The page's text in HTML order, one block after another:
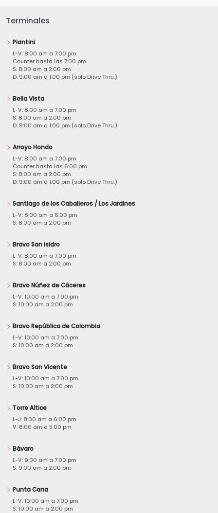
Terminales
Piantini
L-V: 8:00 am a 7:00 pm
Counter hasta las 7:00 pm
S: 8:00 am a 2:00 pm
D: 9:00 am a 1:00 pm (solo Drive Thru.)
Bella Vista
L-V: 8:00 am a 7:00 pm
S: 8:00 am a 2:00 pm
D: 9:00 am a 1:00 pm (solo Drive Thru.)
Arroyo Hondo
L-V: 8:00 am a 7:00 pm
Counter hasta las 6:00 pm
S: 8:00 am a 2:00 pm
D: 9:00 am a 1:00 pm (solo Drive Thru.)
Santiago de los Caballeros / Los Jardines
L-V: 8:00 am a 6:00 pm
S: 8:00 am a 2:00 pm
Bravo San Isidro
L-V: 8:00 am a 7:00 pm
S: 8:00 am a 2:00 pm
Bravo Núñez de Cáceres
L-V: 10:00 am a 7:00 pm
S: 10:00 am a 2:00 pm
Bravo República de Colombia
L-V: 10:00 am a 7:00 pm
S: 10:00 am a 2:00 pm
Bravo San Vicente
L-V: 10:00 am a 7:00 pm
S: 10:00 am a 2:00 pm
Torre Altice
L-J: 8:00 am a 6:00 pm
V: 8:00 am a 5:00 pm
Bávaro
L-V: 9:00 am a 7:00 pm
S: 9:00 am a 2:00 pm
Punta Cana
L-V: 10:00 am a 7:00 pm
S: 10:00 am a 2:00 pm